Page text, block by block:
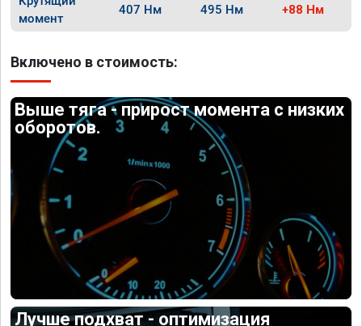
момент
407 Нм 495 Нм +88 Нм
Включено в стоимость:
Выше тяга - прирост момента с низких
оборотов.
Лучше подхват - оптимизация